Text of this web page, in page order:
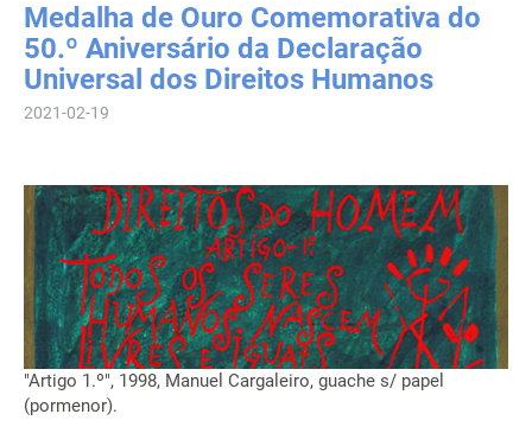
Medalha de Ouro Comemorativa do
50.º Aniversário da Declaração
Universal dos Direitos Humanos
2021-02-19
"Artigo 1.º", 1998, Manuel Cargaleiro, guache s/ papel
(pormenor).